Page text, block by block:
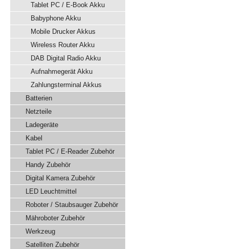
Tablet PC / E-Book Akku
Babyphone Akku
Mobile Drucker Akkus
Wireless Router Akku
DAB Digital Radio Akku
Aufnahmegerät Akku
Zahlungsterminal Akkus
Batterien
Netzteile
Ladegeräte
Kabel
Tablet PC / E-Reader Zubehör
Handy Zubehör
Digital Kamera Zubehör
LED Leuchtmittel
Roboter / Staubsauger Zubehör
Mähroboter Zubehör
Werkzeug
Satelliten Zubehör